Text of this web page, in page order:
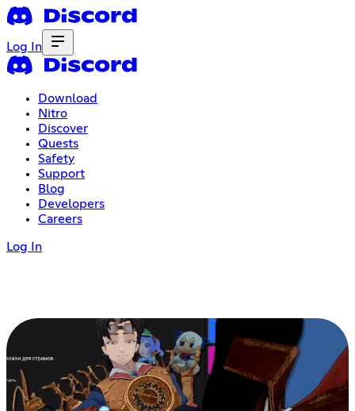
Log In
Download
Nitro
Discover
Quests
Safety
Support
Blog
Developers
Careers
Log In